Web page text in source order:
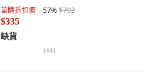
首購折扣價 57%$793
$335
缺貨
(44)